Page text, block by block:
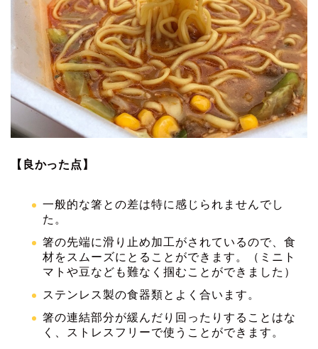
【良かった点】
一般的な箸との差は特に感じられませんでし
た。
箸の先端に滑り止め加工がされているので、食
材をスムーズにとることができます。（ミニト
マトや豆なども難なく掴むことができました）
ステンレス製の食器類とよく合います。
箸の連結部分が緩んだり回ったりすることはな
く、ストレスフリーで使うことができます。